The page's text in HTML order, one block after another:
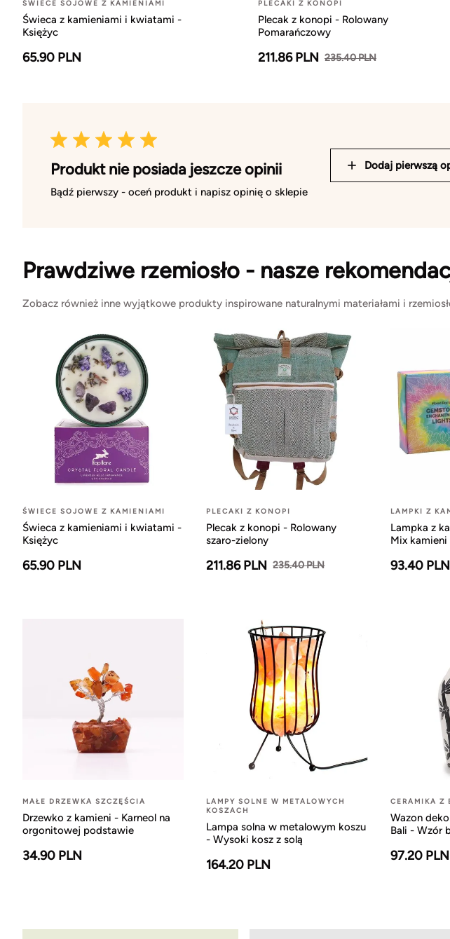
ŚWIECE SOJOWE Z KAMIENIAMI
Świeca z kamieniami i kwiatami -
Księżyc
65.90 PLN
PLECAKI Z KONOPI
Plecak z konopi - Rolowany
Pomarańczowy
211.86 PLN 235.40 PLN
Produkt nie posiada jeszcze opinii
Bądź pierwszy - oceń produkt i napisz opinię o sklepie
Dodaj pierwszą
Prawdziwe rzemiosło - nasze
Zobacz również inne wyjątkowe produkty inspirowane naturalnymi materiałami i
ŚWIECE SOJOWE Z KAMIENIAMI
Świeca z kamieniami i kwiatami -
Księżyc
65.90 PLN
PLECAKI Z KONOPI
Plecak z konopi - Rolowany
szaro-zielony
211.86 PLN 235.40 PLN
LAMPKI Z
Lampka z
Mix kamieni
93.40 PLN
MAŁE DRZEWKA SZCZĘŚCIA
Drzewko z kamieni - Karneol na
orgonitowej podstawie
34.90 PLN
LAMPY SOLNE W METALOWYCH
KOSZACH
Lampa solna w metalowym koszu
- Wysoki kosz z solą
164.20 PLN
CERAMIKA Z
Wazon
Bali - Wzór
97.20 PLN